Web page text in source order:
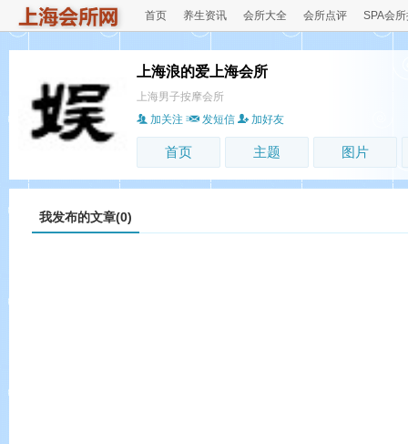
首页 养生资讯 会所大全 会所点评 SPA会
上海浪的爱上海会所
上海男子按摩会所
加关注
发短信 加好友
首页 主题 图片
我发布的文章(0)